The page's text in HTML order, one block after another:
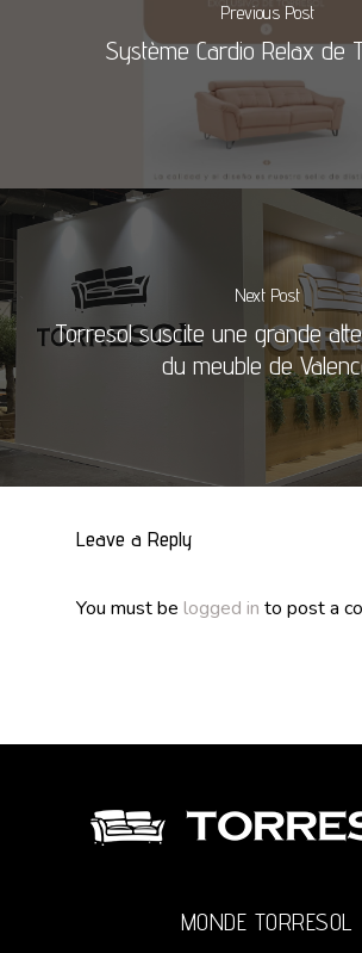
Previous Post
Système Cardio Relax de
Next Post
Torresol suscite une grande
du meuble de
Leave a Reply
You must be logged in to post a
MONDE TORRESOL